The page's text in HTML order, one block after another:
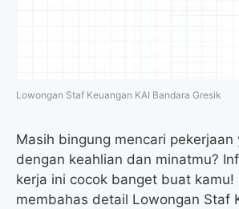
Lowongan Staf Keuangan KAI Bandara Gresik
Masih bingung mencari pekerjaan
dengan keahlian dan minatmu?
kerja ini cocok banget buat kamu!
membahas detail Lowongan Staf